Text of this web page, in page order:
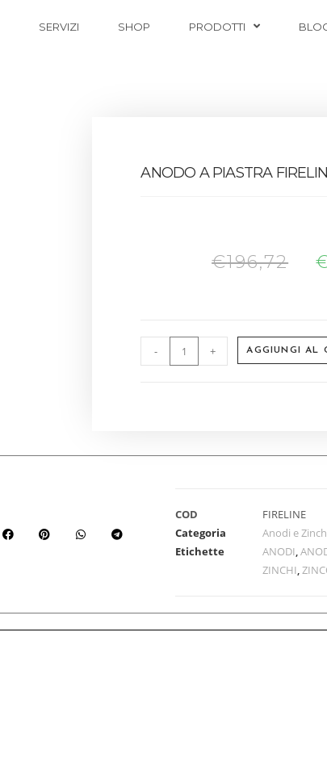
SERVIZI SHOP PRODOTTI
ANODO A PIASTRA
€196,72
- + AGGIUNGI AL
COD
FIRELINE
Categoria
Anodi e
Etichette
ANODI,
ZINCHI,